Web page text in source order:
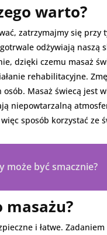
warto?
zatrzymajmy się
odżywiają naszą
dzięki czemu masaż
rehabilitacyjne.
Masaż świecą jest
niepowtarzalną
sposób korzystać ze
może być smacznie?
masażu?
i łatwe.